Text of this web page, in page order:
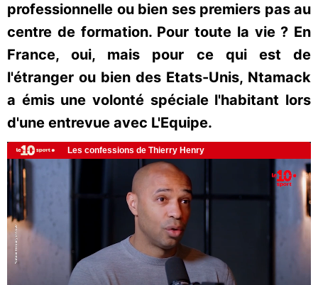
professionnelle ou bien ses premiers pas au
centre de formation. Pour toute la vie ? En
France, oui, mais pour ce qui est de
l'étranger ou bien des Etats-Unis, Ntamack
a émis une volonté spéciale l'habitant lors
d'une entrevue avec L'Equipe.